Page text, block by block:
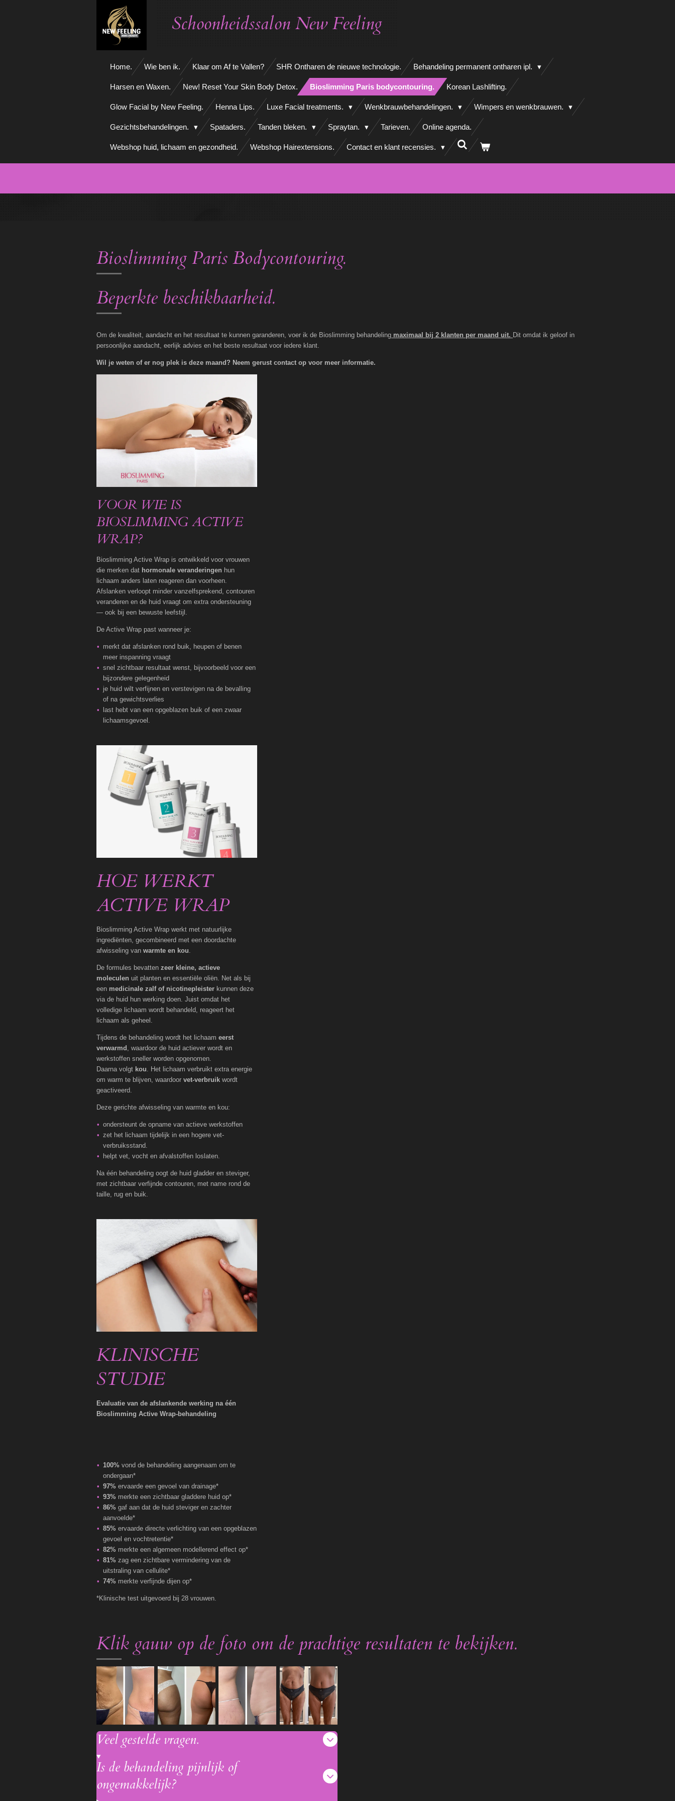
Schoonheidssalon New Feeling
Home. Wie ben ik. Klaar om Af te Vallen? SHR Ontharen de nieuwe technologie. Behandeling permanent ontharen ipl.
Harsen en Waxen. New! Reset Your Skin Body Detox. Bioslimming Paris bodycontouring. Korean Lashlifting.
Glow Facial by New Feeling. Henna Lips. Luxe Facial treatments. Wenkbrauwbehandelingen. Wimpers en wenkbrauwen.
Gezichtsbehandelingen. Spataders. Tanden bleken. Spraytan. Tarieven. Online agenda.
Webshop huid, lichaam en gezondheid. Webshop Hairextensions. Contact en klant recensies.
Bioslimming Paris Bodycontouring.
Beperkte beschikbaarheid.
Om de kwaliteit, aandacht en het resultaat te kunnen garanderen, voer ik de Bioslimming behandeling maximaal bij 2 klanten per maand uit. Dit omdat ik geloof in
persoonlijke aandacht, eerlijk advies en het beste resultaat voor iedere klant.
Wil je weten of er nog plek is deze maand? Neem gerust contact op voor meer informatie.
VOOR WIE IS
BIOSLIMMING ACTIVE
WRAP?
Bioslimming Active Wrap is ontwikkeld voor vrouwen
die merken dat hormonale veranderingen hun
lichaam anders laten reageren dan voorheen.
Afslanken verloopt minder vanzelfsprekend, contouren
veranderen en de huid vraagt om extra ondersteuning
— ook bij een bewuste leefstijl.
De Active Wrap past wanneer je:
merkt dat afslanken rond buik, heupen of benen
meer inspanning vraagt
snel zichtbaar resultaat wenst, bijvoorbeeld voor een
bijzondere gelegenheid
je huid wilt verfijnen en verstevigen na de bevalling
of na gewichtsverlies
last hebt van een opgeblazen buik of een zwaar
lichaamsgevoel.
HOE WERKT
ACTIVE WRAP
Bioslimming Active Wrap werkt met natuurlijke
ingrediënten, gecombineerd met een doordachte
afwisseling van warmte en kou
De formules bevatten zeer kleine, actieve
moleculen uit planten en essentiële oliën. Net als bij
een medicinale zalf of nicotinepleister kunnen deze
via de huid hun werking doen. Juist omdat het
volledige lichaam wordt behandeld, reageert het
lichaam als geheel.
Tijdens de behandeling wordt het lichaam eerst
verwarmd
, waardoor de huid actiever wordt en
werkstoffen sneller worden opgenomen.
Daarna volgt kou . Het lichaam verbruikt extra energie
om warm te blijven, waardoor vet-verbruik wordt
geactiveerd.
Deze gerichte afwisseling van warmte en kou:
ondersteunt de opname van actieve werkstoffen
zet het lichaam tijdelijk in een hogere vet-
verbruiksstand.
helpt vet, vocht en afvalstoffen loslaten.
Na één behandeling oogt de huid gladder en steviger,
met zichtbaar verfijnde contouren, met name rond de
taille, rug en buik.
KLINISCHE
STUDIE
Evaluatie van de afslankende werking na één
Bioslimming Active Wrap-behandeling
100%vond de behandeling aangenaam om te
ondergaan*
97%ervaarde een gevoel van drainage*
93%merkte een zichtbaar gladdere huid op*
86%gaf aan dat de huid steviger en zachter
aanvoelde*
85%ervaarde directe verlichting van een opgeblazen
gevoel en vochtretentie*
82%merkte een algemeen modellerend effect op*
81%zag een zichtbare vermindering van de
uitstraling van cellulite*
74%merkte verfijnde dijen op*
*Klinische test uitgevoerd bij 28 vrouwen.
Klik gauw op de foto om de prachtige resultaten te bekijken.
Veel gestelde vragen.
Is de behandeling pijnlijk of
ongemakkelijk?